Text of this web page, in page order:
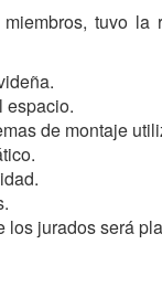
tuvo
espacio.
de montaje
los jurados será